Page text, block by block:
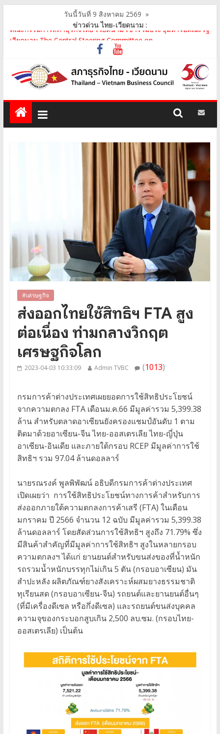
วันนี้วันที่ 9 สิงหาคม 2569 »
ข่าวด่วน ไทย-เวียดนาม :
คณะกรรมการสภาธุรกิจไทย-เวียดนาม เข้าร่วมประชุมหารือคณะรัฐ
เวียดนาม The Central Steering Committee on ..
คณะกรรมการสภาธุรกิจไทย-เวียดนาม ประชุมหารือร่วมกับคณะผู้
แทนภาครัฐเวียดนาม จากคณะกรรมการประชาชน กรุงฮ..
คณะกรรมการสภาธุรกิจไทย-เวียดนาม เข้าร่วมงานวันคล้ายวัน
สถาปนา บริษัท ห้องปฏิบัติการกลาง (ประเทศไทย) จ..
สภาธุรกิจไทย-เวียดนาม เข้าร่วมงานสัมมนา "Investment and
Trade Promotion of Thanh Hoa Province for Th..
คณะกรรมการสภาธุรกิจไทย-เวียดนามร่วมคณะนายกรัฐมนตรีเยือน
#เศรษฐกิจ
ส่งออกไทยใช้สิทธิฯ FTA สูง
ต่อเนื่อง ท่ามกลางวิกฤต
เศรษฐกิจโลก
2023-04-03 10:33:09 Admin TVBC (1013)
กรมการค้าต่างประเทศเผยยอดการใช้สิทธิประโยชน์
จากความตกลง FTA เดือนม.ค.66 มีมูลค่ารวม 5,399.38
ล้าน สำหรับตลาดอาเซียนยังครองแชมป์อันดับ 1 ตาม
ติดมาด้วยอาเซียน-จีน ไทย-ออสเตรเลีย ไทย-ญี่ปุ่น
อาเซียน-อินเดีย และภายใต้กรอบ RCEP มีมูลค่าการใช้
สิทธิฯ รวม 97.04 ล้านดอลลาร์
นายรณรงค์ พูลพิพัฒน์ อธิบดีกรมการค้าต่างประเทศ
เปิดเผยว่า การใช้สิทธิประโยชน์ทางการค้าสำหรับการ
ส่งออกภายใต้ความตกลงการค้าเสรี (FTA) ในเดือน
มกราคม ปี 2566 จำนวน 12 ฉบับ มีมูลค่ารวม 5,399.38
ล้านดอลลาร์ โดยสัดส่วนการใช้สิทธิฯ สูงถึง 71.79% ซึ่ง
มีสินค้าสำคัญที่มีมูลค่าการใช้สิทธิฯ สูงในหลายกรอบ
ความตกลงฯ ได้แก่ ยานยนต์สำหรับขนส่งของที่น้ำหนัก
รถรวมน้ำหนักบรรทุกไม่เกิน 5 ตัน (กรอบอาเซียน) มัน
สำปะหลัง ผลิตภัณฑ์ยางสังเคราะห์ผสมยางธรรมชาติ
ทุเรียนสด (กรอบอาเซียน-จีน) รถยนต์และยานยนต์อื่นๆ
(ที่มีเครื่องดีเซล หรือกึ่งดีเซล) และรถยนต์ขนส่งบุคคล
ความจุของกระบอกสูบเกิน 2,500 ลบ.ซม. (กรอบไทย-
ออสเตรเลีย) เป็นต้น